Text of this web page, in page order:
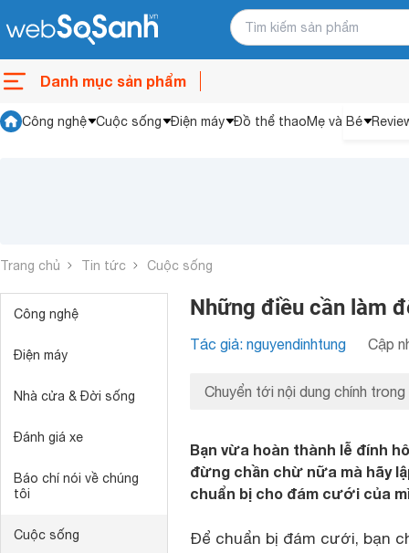
Danh mục sản phẩm
Công nghệ Cuộc sống Điện máy Đồ thể thaoMẹ và Bé
Trang chủ Tin tức Cuộc sống
Công nghệ
Điện máy
Nhà cửa & Đời sống
Đánh giá xe
Báo chí nói về chúng
tôi
Cuộc sống
Những điều cần làm
Tác giả: nguyendinhtung Cập
Chuyển tới nội dung chính trong
Bạn vừa hoàn thành lễ đính
đừng chần chừ nữa mà hãy
chuẩn bị cho đám cưới của
Để chuẩn bị đám cưới, bạn